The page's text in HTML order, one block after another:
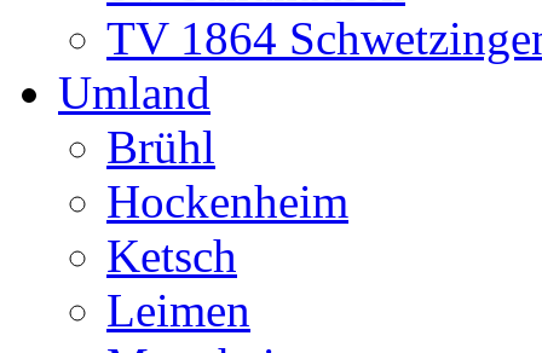
TV 1864
Umland
Brühl
Hockenheim
Ketsch
Leimen